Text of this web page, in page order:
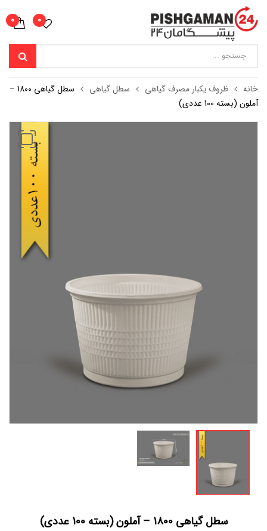
0
0
خانه ظروف یکبار مصرف گیاهی سطل گیاهی
سطل گیاهی 1800 –
آملون (بسته 100 عددی)
سطل گیاهی 1800 – آملون (بسته 100 عددی)